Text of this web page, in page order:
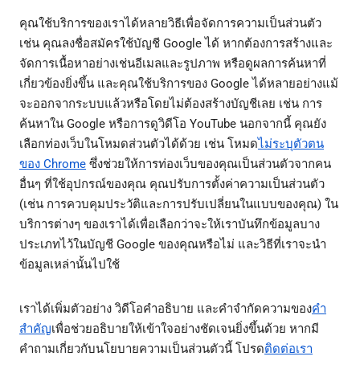
คุณใช้บริการของเราได้หลายวิธีเพื่อจัดการความเป็นส่วนตัว
เช่น คุณลงชื่อสมัครใช้บัญชี Google ได้ หากต้องการสร้างและ
จัดการเนื้อหาอย่างเช่นอีเมลและรูปภาพ หรือดูผลการค้นหาที่
เกี่ยวข้องยิ่งขึ้น และคุณใช้บริการของ Google ได้หลายอย่างแม้
จะออกจากระบบแล้วหรือโดยไม่ต้องสร้างบัญชีเลย เช่น การ
ค้นหาใน Google หรือการดูวิดีโอ YouTube นอกจากนี้ คุณยัง
เลือกท่องเว็บในโหมดส่วนตัวได้ด้วย เช่น โหมดไม่ระบุตัวตน
ของ Chrome ซึ่งช่วยให้การท่องเว็บของคุณเป็นส่วนตัวจากคน
อื่นๆ ที่ใช้อุปกรณ์ของคุณ คุณปรับการตั้งค่าความเป็นส่วนตัว
(เช่น การควบคุมประวัติและการปรับเปลี่ยนในแบบของคุณ) ใน
บริการต่างๆ ของเราได้เพื่อเลือกว่าจะให้เราบันทึกข้อมูลบาง
ประเภทไว้ในบัญชี Google ของคุณหรือไม่ และวิธีที่เราจะนำ
ข้อมูลเหล่านั้นไปใช้
เราได้เพิ่มตัวอย่าง วิดีโอคำอธิบาย และคำจำกัดความของคำ
สำคัญเพื่อช่วยอธิบายให้เข้าใจอย่างชัดเจนยิ่งขึ้นด้วย หากมี
คำถามเกี่ยวกับนโยบายความเป็นส่วนตัวนี้ โปรดติดต่อเรา